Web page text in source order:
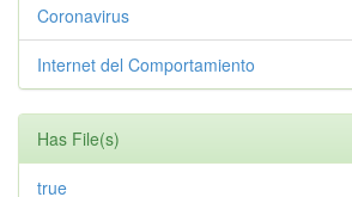
Coronavirus
Internet del Comportamiento
Has File(s)
true